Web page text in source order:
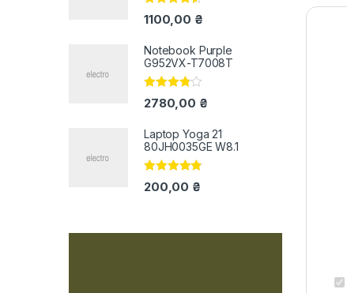
Оцінено в
4.33з 5
1100,00 ₴
Notebook Purple
G952VX-T7008T
Оцінено
в3.67з 5
2780,00 ₴
Laptop Yoga 21
80JH0035GE W8.1
Оцінено в
4.67з 5
200,00 ₴